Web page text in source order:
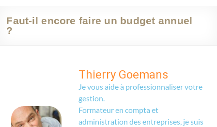
Faut-il encore faire un budget annuel
?
Thierry Goemans
Je vous aide à professionnaliser votre
gestion.
Formateur en compta et
administration des entreprises, je suis